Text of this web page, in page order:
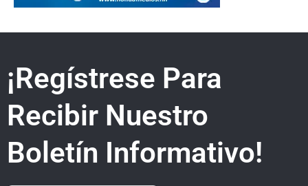
¡Regístrese Para
Recibir Nuestro
Boletín Informativo!